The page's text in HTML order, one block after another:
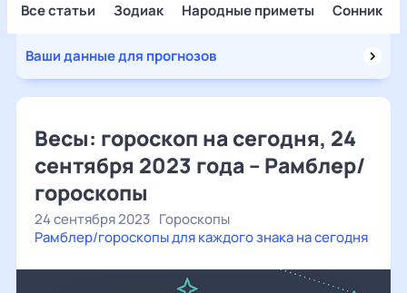
Все статьи Зодиак Народные приметы Сонник
Ваши данные для прогнозов
Весы: гороскоп на сегодня, 24
сентября 2023 года – Рамблер/
гороскопы
24 сентября 2023 Гороскопы
Рамблер/гороскопы для каждого знака на сегодня